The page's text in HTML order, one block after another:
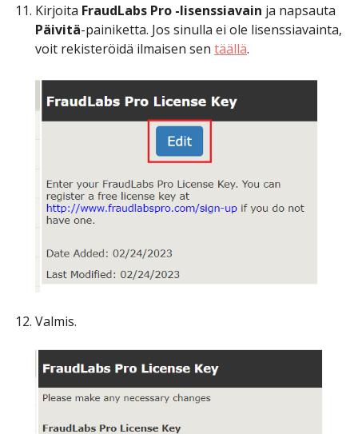
Kirjoita FraudLabs Pro -lisenssiavain ja napsauta
Päivitä-painiketta. Jos sinulla ei ole lisenssiavainta,
voit rekisteröidä ilmaisen sen täällä.
Valmis.